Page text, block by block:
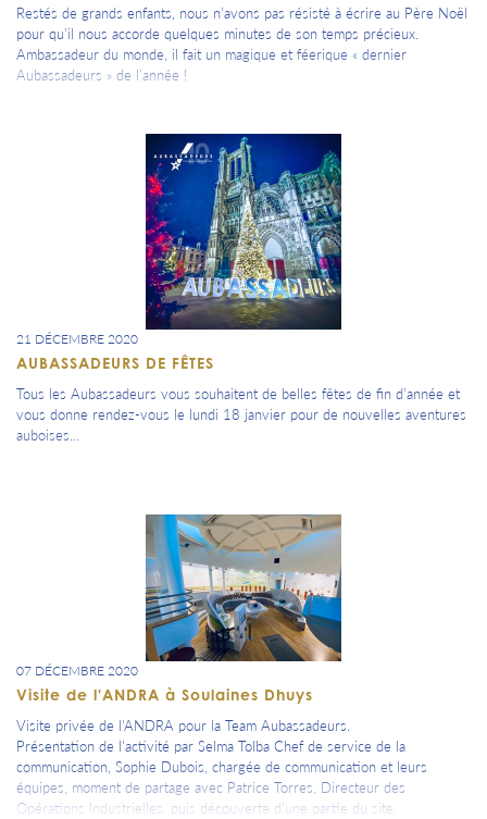
Restés de grands enfants, nous n’avons pas résisté à écrire au Père Noël
pour qu’il nous accorde quelques minutes de son temps précieux.
Ambassadeur du monde, il fait un magique et féerique « dernier
Aubassadeurs » de l’année !
21 DÉCEMBRE 2020
AUBASSADEURS DE FÊTES
Tous les Aubassadeurs vous souhaitent de belles fêtes de fin d’année et
vous donne rendez-vous le lundi 18 janvier pour de nouvelles aventures
auboises…
07 DÉCEMBRE 2020
Visite de l'ANDRA à Soulaines Dhuys
Visite privée de l'ANDRA pour la Team Aubassadeurs.
Présentation de l'activité par Selma Tolba Chef de service de la
communication, Sophie Dubois, chargée de communication et leurs
équipes, moment de partage avec Patrice Torres, Directeur des
Opérations Industrielles, puis découverte d'une partie du site.